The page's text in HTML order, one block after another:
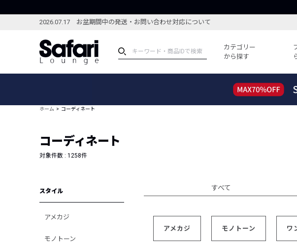
2026.07.17 お盆期間中の発送・お問い合わせ対応について
カテゴリー
から探す
ブランドから探す
新着アイテム
編集部のおすすめアイテム
セール
すべ
ウィ
レコ
ホーム コーディネート
コーディネート
対象件数 : 1258件
スタイル
アメカジ
モノトーン
すべて
アメカジ モノトーン ワ